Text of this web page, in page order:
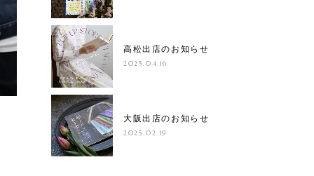
高松出店のお知らせ
2025.04.16
大阪出店のお知らせ
2025.02.19